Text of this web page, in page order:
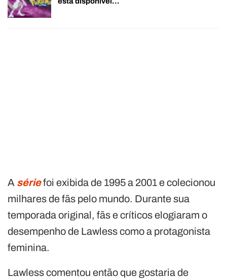
A sériefoi exibida de 1995 a 2001 e colecionou
milhares de fãs pelo mundo. Durante sua
temporada original, fãs e críticos elogiaram o
desempenho de Lawless como a protagonista
feminina.
Lawless comentou então que gostaria de